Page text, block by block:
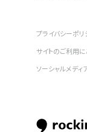
プライバシーポリ
サイトのご利用
ソーシャルメディ